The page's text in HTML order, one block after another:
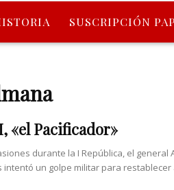
SUSCRIPCIÓN
«el Pacificador»
durante la I República, el general
intentó un golpe militar para restablecer